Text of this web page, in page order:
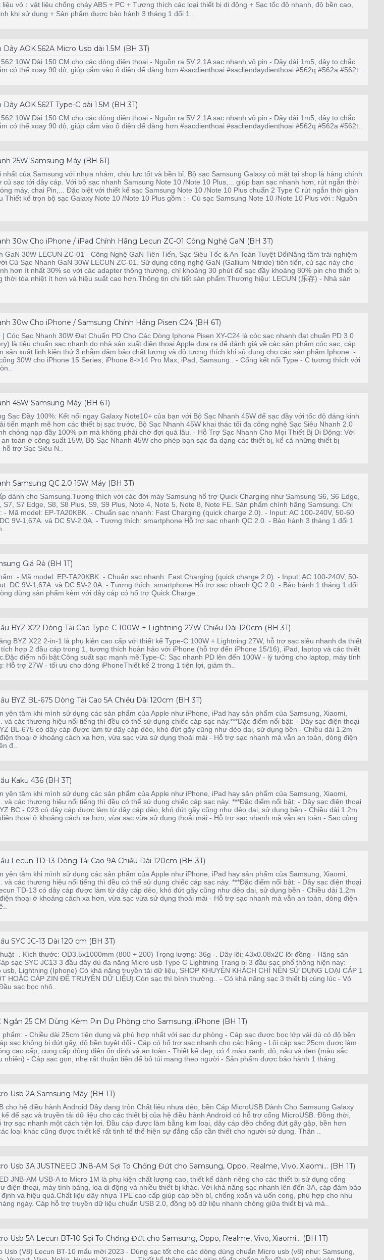
liệu vỏ：vật liệu chống cháy ABS + PC + Tương thích các loại thiết bị di động + Sạc tốc độ nhanh, độ bền cao,
khi sử dụng + Sản phẩm được bảo hành 3 tháng 1 đổi 1..
Dây AOK 562A Micro Usb dài 1.5M (BH 3T)
10W Dài 150 CM cho các dòng điện thoại - Nguồn ra 5V 2.1A sạc nhanh vô pin - Dây dài 1m5, dây to chắc
có thể xoay 90 độ, giúp cắm vào ổ điện dể dàng hơn #sacdienthoai #sacliendaydienthoai #562q #562a #562t..
Dây AOK 562T Type-C dài 1.5M (BH 3T)
10W Dài 150 CM cho các dòng điện thoại - Nguồn ra 5V 2.1A sạc nhanh vô pin - Dây dài 1m5, dây to chắc
có thể xoay 90 độ, giúp cắm vào ổ điện dể dàng hơn #sacdienthoai #sacliendaydienthoai #562q #562a #562t..
25W Samsung Máy (BH 6T)
nhất của Samsung với nhựa nhám, chịu lực tốt và bền bỉ. Bộ sạc Samsung Galaxy có mặt tại shop là hàng chính
củ sạc tới dây cáp. Với bộ sạc nhanh Samsung Note 10 /Note 10 Plus,... giúp bạn sạc nhanh hơn, rút ngắn thời
máy, chai Pin,... Đặc biệt với thiết kế sạc Samsung Note 10 /Note 10 Plus chuẩn 2 Type C rút ngắn thời gian
Thiết kế trọn bộ sạc Galaxy Note 10 /Note 10 Plus gồm : - Củ sạc Samsung Note 10 /Note 10 Plus với : Nguồn
30w Cho iPhone / iPad Chính Hãng Lecun ZC-01 Công Nghệ GaN (BH 3T)
GaN 30W LECUN ZC-01 - Công Nghệ GaN Tiên Tiến, Sạc Siêu Tốc & An Toàn Tuyệt ĐốiNâng tầm trải nghiệm
Củ Sạc Nhanh GaN 30W LECUN ZC-01. Sử dụng công nghệ GaN (Gallium Nitride) tiên tiến, củ sạc này cho
hơn ít nhất 30% so với các adapter thông thường, chỉ khoảng 30 phút để sạc đầy khoảng 80% pin cho thiết bị
thời tỏa nhiệt ít hơn và hiệu suất cao hơn.Thông tin chi tiết sản phẩm:Thương hiệu: LECUN (乐存) - Nhà sản
30w Cho iPhone / Samsung Chính Hãng Pisen C24 (BH 6T)
| Cóc Sạc Nhanh 30W Đạt Chuẩn PD Cho Các Dòng Iphone Pisen XY-C24 là cóc sạc nhanh đạt chuẩn PD 3.0
là tiêu chuẩn sạc nhanh do nhà sản xuất điện thoại Apple đưa ra để đánh giá về các sản phẩm cóc sạc, cáp
sản xuất linh kiện thứ 3 nhằm đảm bảo chất lượng và độ tương thích khi sử dụng cho các sản phẩm Iphone. -
30W cho iPhone 15 Series, iPhone 8->14 Pro Max, iPad, Samsung.. - Cổng kết nối Type - C tương thích với
45W Samsung Máy (BH 6T)
Sạc Đầy 100%: Kết nối ngay Galaxy Note10+ của bạn với Bộ Sạc Nhanh 45W để sạc đầy với tốc độ đáng kinh
tiến mạnh mẽ hơn các thiết bị sạc trước, Bộ Sạc Nhanh 45W khai thác tối đa công nghệ Sạc Siêu Nhanh 2.0
chóng nạp đầy 100% pin mà không phải chờ đợi quá lâu. - Hỗ Trợ Sạc Nhanh Cho Mọi Thiết Bị Di Động: Với
toàn ở công suất 15W, Bộ Sạc Nhanh 45W cho phép bạn sạc đa dạng các thiết bị, kể cả những thiết bị
trợ Sạc Siêu N..
Samsung QC 2.0 15W Máy (BH 3T)
dành cho Samsung.Tương thích với các đời máy Samsung hổ trợ Quick Charging như Samsung S6, S6 Edge,
S7, S7 Edge, S8, S8 Plus, S9, S9 Plus, Note 4, Note 5, Note 8, Note FE. Sản phẩm chính hãng Samsung. Chi
- Mã model: EP-TA20KBK. - Chuẩn sạc nhanh: Fast Charging (quick charge 2.0). - Input: AC 100-240V, 50-60
9V-1,67A. và DC 5V-2.0A. - Tương thích: smartphone Hỗ trợ sạc nhanh QC 2.0. - Bảo hành 3 tháng 1 đổi 1
Giá Rẻ (BH 1T)
- Mã model: EP-TA20KBK. - Chuẩn sạc nhanh: Fast Charging (quick charge 2.0). - Input: AC 100-240V, 50-
DC 9V-1,67A. và DC 5V-2.0A. - Tương thích: smartphone Hỗ trợ sạc nhanh QC 2.0. - Bảo hành 1 tháng 1 đổi
dùng sản phẩm kèm với dây cáp có hổ trợ Quick Charge..
BYZ X22 Dòng Tải Cao Type-C 100W + Lightning 27W Chiều Dài 120cm (BH 3T)
BYZ X22 2-in-1 là phụ kiện cao cấp với thiết kế Type-C 100W + Lightning 27W, hỗ trợ sạc siêu nhanh đa thiết
hợp 2 đầu cáp trong 1, tương thích hoàn hảo với iPhone (hỗ trợ đến iPhone 15/16), iPad, laptop và các thiết
điểm nổi bật:Công suất sạc mạnh mẽ:Type-C: Sạc nhanh PD lên đến 100W - lý tưởng cho laptop, máy tính
Hỗ trợ 27W - tối ưu cho dòng iPhoneThiết kế 2 trong 1 tiện lợi, giảm th..
BYZ BL-675 Dòng Tải Cao 5A Chiều Dài 120cm (BH 3T)
yên tâm khi mình sử dụng các sản phẩm của Apple như iPhone, iPad hay sản phẩm của Samsung, Xiaomi,
và các thương hiệu nổi tiếng thì đều có thể sử dụng chiếc cáp sạc này.***Đặc điểm nổi bật: - Dây sạc điện thoại
BL-675 có dây cáp được làm từ dây cáp dẻo, khó đứt gãy cũng như dẻo dai, sử dụng bền - Chiều dài 1.2m
thoại ở khoảng cách xa hơn, vừa sạc vừa sử dụng thoải mái - Hỗ trợ sạc nhanh mà vẫn an toàn, dòng điện
đ..
Kaku 436 (BH 3T)
yên tâm khi mình sử dụng các sản phẩm của Apple như iPhone, iPad hay sản phẩm của Samsung, Xiaomi,
và các thương hiệu nổi tiếng thì đều có thể sử dụng chiếc cáp sạc này. ***Đặc điểm nổi bật: - Dây sạc điện thoại
BC - 023 có dây cáp được làm từ dây cáp dẻo, khó đứt gãy cũng như dẻo dai, sử dụng bền - Chiều dài 1.2m
thoại ở khoảng cách xa hơn, vừa sạc vừa sử dụng thoải mái - Hỗ trợ sạc nhanh mà vẫn an toàn - Sạc cùng
Lecun TD-13 Dòng Tải Cao 9A Chiều Dài 120cm (BH 3T)
yên tâm khi mình sử dụng các sản phẩm của Apple như iPhone, iPad hay sản phẩm của Samsung, Xiaomi,
và các thương hiệu nổi tiếng thì đều có thể sử dụng chiếc cáp sạc này. ***Đặc điểm nổi bật: - Dây sạc điện thoại
TD-13 có dây cáp được làm từ dây cáp dẻo, khó đứt gãy cũng như dẻo dai, sử dụng bền - Chiều dài 1.2m
thoại ở khoảng cách xa hơn, vừa sạc vừa sử dụng thoải mái - Hỗ trợ sạc nhanh mà vẫn an toàn, dòng điện
SYC JC-13 Dài 120 cm (BH 3T)
-. Kích thước: OD3.5x1000mm (800 + 200) Trọng lượng: 36g -. Dây lõi: 43x0.08x2C lõi đồng - Hãng sản
sạc SYC JC13 3 đầu dây dù đa năng Micro usb Type C Lightning Trang bị 3 đầu sạc phổ thông hiện nay:
usb, Lightning (Iphone) Có khả năng truyền tải dữ liệu, SHOP KHUYÊN KHÁCH CHỈ NÊN SỬ DỤNG LOẠI CÁP 1
HOẶC CÁP ZIN ĐỂ TRUYỀN DỮ LIỆU).Còn sạc thì bình thường.. - Có khả năng sạc 3 thiết bị cùng lúc - Vỏ
sạc bọc nhô..
Ngắn 25 CM Dùng Kèm Pin Dự Phòng cho Samsung, iPhone (BH 1T)
phẩm: - Chiều dài 25cm tiện dụng và phù hợp nhất với sạc dự phòng - Cáp sạc được bọc lớp vải dù có độ bền
sạc không bị đứt gãy, độ bền tuyệt đối - Cáp có hổ trợ sạc nhanh cho các hãng - Lõi cáp sạc 25cm được làm
cao cấp, cung cấp dòng điện ổn định và an toàn - Thiết kế đẹp, có 4 màu xanh, đỏ, nâu và đen (màu sắc
nhiên) - Cáp sạc gọn, nhẹ rất thuận tiện để bỏ túi mang theo người - Sản phẩm được bảo hành 1 tháng..
Usb 2A Samsung Máy (BH 1T)
cho hệ điều hành Android Dây dạng tròn Chất liệu nhựa dẻo, bền Cáp MicroUSB Dành Cho Samsung Galaxy
để sạc và truyền tải dữ liệu cho các thiết bị của hệ điều hành Android có hỗ trợ cổng MicroUSB. Đồng thời,
trợ sạc nhanh một cách tiện lợi. Đầu cáp được làm bằng kim loại, dây cáp dẽo chống đứt gãy gập, bền hơn
loại khác cũng được thiết kế rất tinh tế thể hiện sự đẳng cấp cần thiết cho người sử dụng. Thân ..
Usb 3A JUSTNEED JN8-AM Sợi To Chống Đứt cho Samsung, Oppo, Realme, Vivo, Xiaomi... (BH 1T)
JNB-AM USB-A to Micro 1M là phụ kiện chất lượng cao, thiết kế dành riêng cho các thiết bị sử dụng cổng
điện thoại, máy tính bảng, loa di động và nhiều thiết bị khác. Với khả năng sạc nhanh lên đến 3A, cáp đảm bảo
và hiệu quả.Chất liệu dây nhựa TPE cao cấp giúp cáp bền bỉ, chống xoắn và uốn cong, phù hợp cho nhu
ngày. Cáp hỗ trợ truyền dữ liệu chuẩn USB 2.0, đồng bộ dữ liệu nhanh chóng giữa thiết bị và má..
Usb 5A Lecun BT-10 Sợi To Chống Đứt cho Samsung, Oppo, Realme, Vivo, Xiaomi... (BH 1T)
Usb (V8) Lecun BT-10 mẩu mới 2023 - Dùng sạc tốt cho các dòng dùng chuẩn Micro usb (v8) như: Samsung,